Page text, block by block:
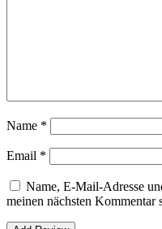
Name *
Email *
Name, E-Mail-Adresse
meinen nächsten Kommentar